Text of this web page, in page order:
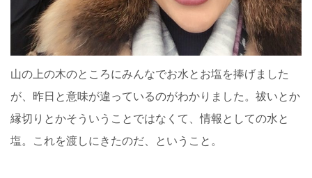
山の上の木のところにみんなでお水とお塩を捧げました
が、昨日と意味が違っているのがわかりました。祓いとか
縁切りとかそういうことではなくて、情報としての水と
塩。これを渡しにきたのだ、ということ。